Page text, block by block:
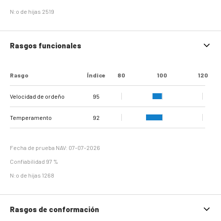
N:o de hijas 2519
Rasgos funcionales
Rasgo Índice 80 100 120
Velocidad de ordeño 95
Temperamento 92
Fecha de prueba NAV: 07-07-2026
Confiabilidad 97 %
N:o de hijas 1268
Rasgos de conformación